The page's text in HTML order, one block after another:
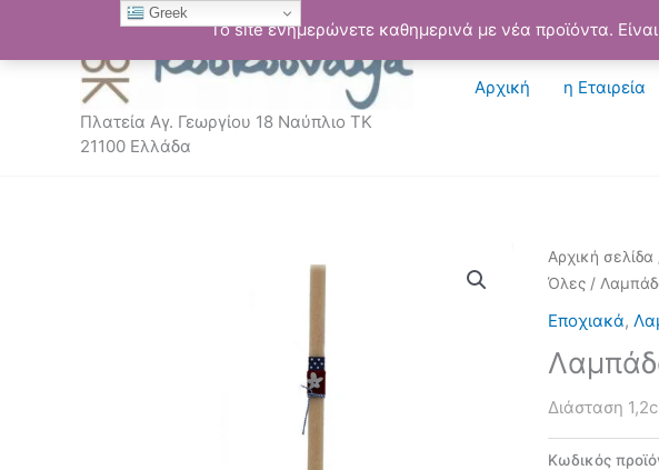
Το site ενημερώνετε καθημερινά με νέα προϊόντα.
περιεχόμενο
Πλατεία Αγ. Γεωργίου 18 Ναύπλιο ΤΚ
21100 Ελλάδα
Αρχική η Εταιρεία
Αρχική σελίδα
Όλες/
Εποχιακά,
Διάσταση
Κωδικός
Greek